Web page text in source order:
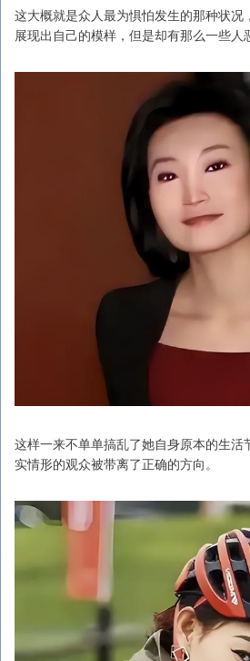
这大概就是众人最为惧怕发生的那种状
展现出自己的模样，但是却有那么一些人
这样一来不单单搞乱了她自身原本的生
实情形的观众被带离了正确的方向。